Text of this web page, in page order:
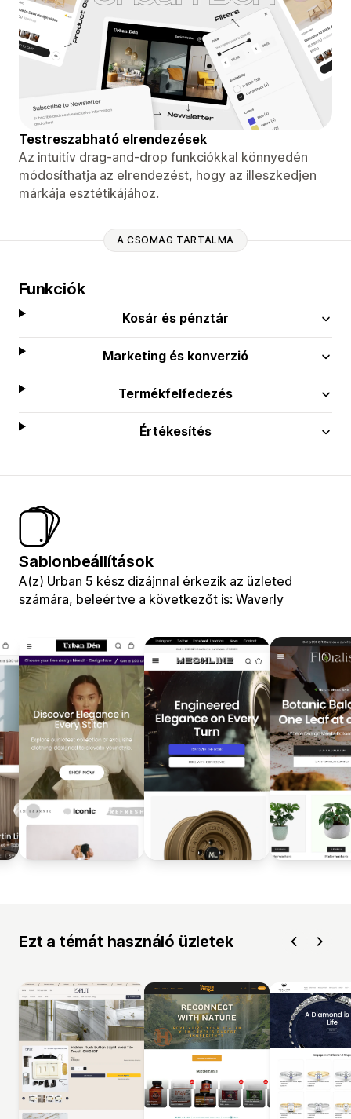
Testreszabható elrendezések
Az intuitív drag-and-drop funkciókkal könnyedén
módosíthatja az elrendezést, hogy az illeszkedjen
márkája esztétikájához.
A CSOMAG TARTALMA
Funkciók
Kosár és pénztár
Marketing és konverzió
Termékfelfedezés
Értékesítés
Sablonbeállítások
A(z) Urban 5 kész dizájnnal érkezik az üzleted
számára, beleértve a következőt is: Waverly
Ezt a témát használó üzletek